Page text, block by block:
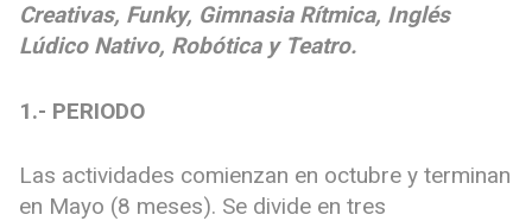
Creativas, Funky, Gimnasia Rítmica, Inglés
Lúdico Nativo, Robótica y Teatro.
1.- PERIODO
Las actividades comienzan en octubre y terminan
en Mayo (8 meses). Se divide en tres